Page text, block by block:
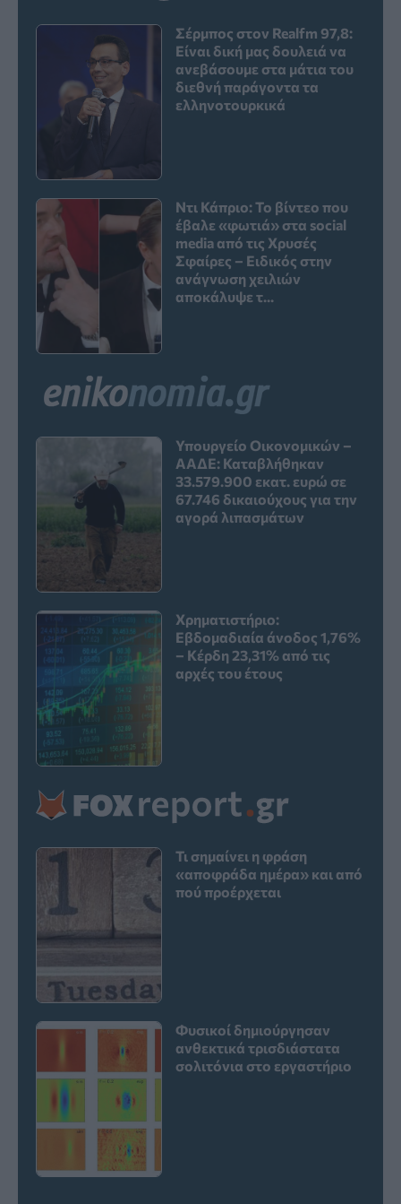
Σέρμπος στον Realfm 97,8:
Είναι δική μας δουλειά να
ανεβάσουμε στα μάτια του
διεθνή παράγοντα τα
ελληνοτουρκικά
Ντι Κάπριο: Το βίντεο που
έβαλε «φωτιά» στα social
media από τις Χρυσές
Σφαίρες – Ειδικός στην
ανάγνωση χειλιών
αποκάλυψε τ...
Υπουργείο Οικονομικών –
ΑΑΔΕ: Καταβλήθηκαν
33.579.900 εκατ. ευρώ σε
67.746 δικαιούχους για την
αγορά λιπασμάτων
Χρηματιστήριο:
Εβδομαδιαία άνοδος 1,76%
– Κέρδη 23,31% από τις
αρχές του έτους
Τι σημαίνει η φράση
«αποφράδα ημέρα» και από
πού προέρχεται
Φυσικοί δημιούργησαν
ανθεκτικά τρισδιάστατα
σολιτόνια στο εργαστήριο